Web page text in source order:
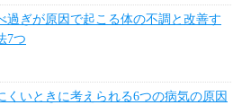
過ぎが原因で起こる体の不調と改善す
7つ
くいときに考えられる6つの病気の原因